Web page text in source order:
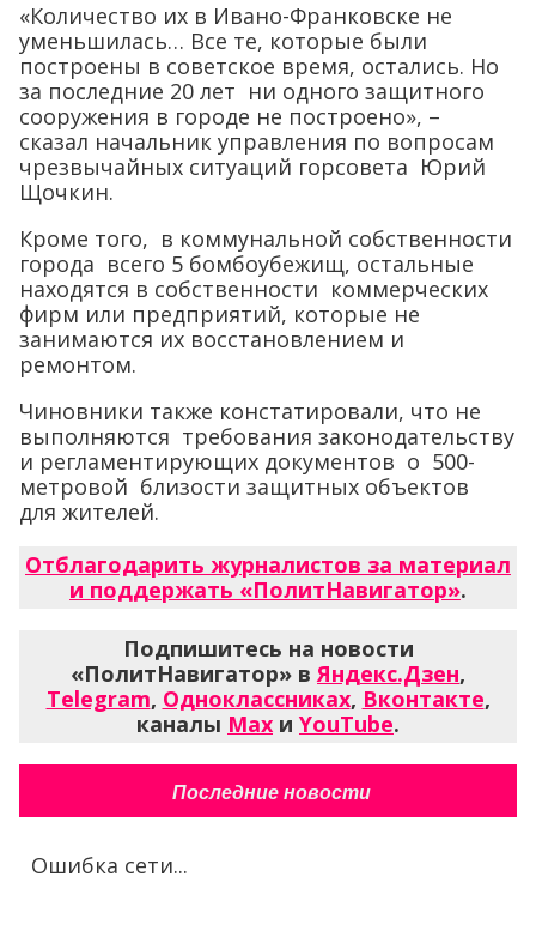
«Количество их в Ивано-Франковске не
уменьшилась… Все те, которые были
построены в советское время, остались. Но
за последние 20 лет ни одного защитного
сооружения в городе не построено», –
сказал начальник управления по вопросам
чрезвычайных ситуаций горсовета Юрий
Щочкин.
Кроме того, в коммунальной собственности
города всего 5 бомбоубежищ, остальные
находятся в собственности коммерческих
фирм или предприятий, которые не
занимаются их восстановлением и
ремонтом.
Чиновники также констатировали, что не
выполняются требования законодательству
и регламентирующих документов о 500-
метровой близости защитных объектов
для жителей.
Отблагодарить журналистов за материал
и поддержать «ПолитНавигатор».
Подпишитесь на новости
«ПолитНавигатор» вЯндекс.Дзен,
Telegram, Одноклассниках, Вконтакте,
каналы Max и YouTube.
Последние новости
Ошибка сети...